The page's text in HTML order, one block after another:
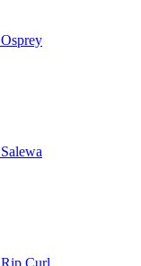
Osprey
Salewa
Rip Curl